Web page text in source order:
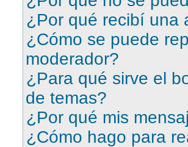
¿Por qué recibí una
¿Cómo se puede
moderador?
¿Para qué sirve el
de temas?
¿Por qué mis
¿Cómo hago para